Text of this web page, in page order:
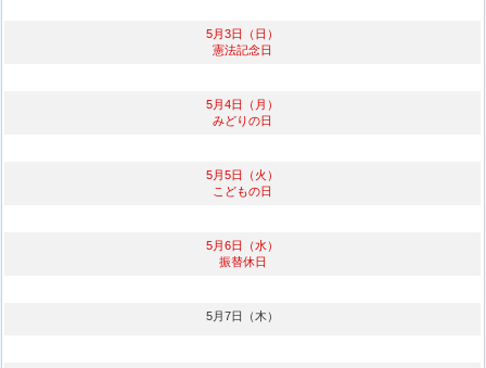
5月3日（日）
憲法記念日
5月4日（月）
みどりの日
5月5日（火）
こどもの日
5月6日（水）
振替休日
5月7日（木）